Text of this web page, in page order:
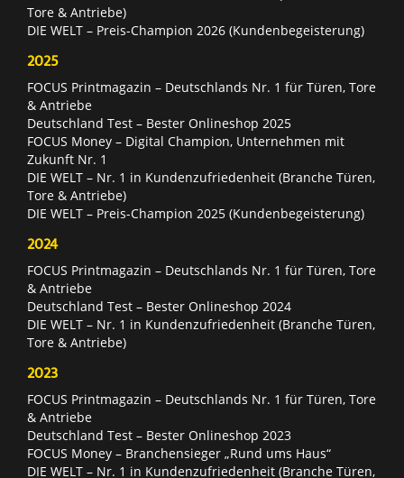
Tore & Antriebe)
DIE WELT – Preis-Champion 2026 (Kundenbegeisterung)
2025
FOCUS Printmagazin – Deutschlands Nr. 1 für Türen, Tore
& Antriebe
Deutschland Test – Bester Onlineshop 2025
FOCUS Money – Digital Champion, Unternehmen mit
Zukunft Nr. 1
DIE WELT – Nr. 1 in Kundenzufriedenheit (Branche Türen,
Tore & Antriebe)
DIE WELT – Preis-Champion 2025 (Kundenbegeisterung)
2024
FOCUS Printmagazin – Deutschlands Nr. 1 für Türen, Tore
& Antriebe
Deutschland Test – Bester Onlineshop 2024
DIE WELT – Nr. 1 in Kundenzufriedenheit (Branche Türen,
Tore & Antriebe)
2023
FOCUS Printmagazin – Deutschlands Nr. 1 für Türen, Tore
& Antriebe
Deutschland Test – Bester Onlineshop 2023
FOCUS Money – Branchensieger „Rund ums Haus“
DIE WELT – Nr. 1 in Kundenzufriedenheit (Branche Türen,